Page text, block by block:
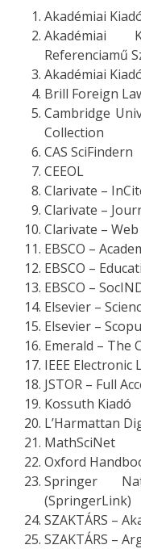
Akadémiai
Akadémiai
Referenciamű
Akadémiai
Brill Foreign
Cambridge
Collection
CAS SciFindern
CEEOL
Clarivate –
Clarivate –
Clarivate –
EBSCO –
EBSCO –
EBSCO –
Elsevier –
Elsevier –
Emerald – The
IEEE Electronic
JSTOR – Full
Kossuth Kiadó
L’Harmattan
MathSciNet
Oxford
Springer
(SpringerLink)
SZAKTÁRS –
SZAKTÁRS –